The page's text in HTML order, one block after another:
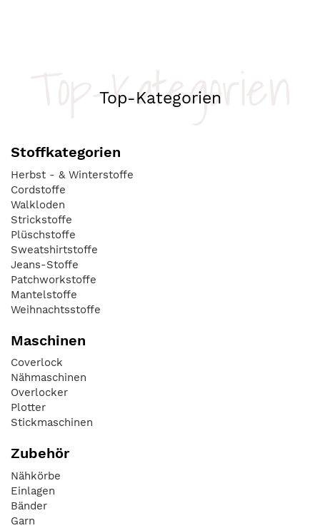
Top-Kategorien
Top-Kategorien
Stoffkategorien
Herbst - & Winterstoffe
Cordstoffe
Walkloden
Strickstoffe
Plüschstoffe
Sweatshirtstoffe
Jeans-Stoffe
Patchworkstoffe
Mantelstoffe
Weihnachtsstoffe
Maschinen
Coverlock
Nähmaschinen
Overlocker
Plotter
Stickmaschinen
Zubehör
Nähkörbe
Einlagen
Bänder
Garn